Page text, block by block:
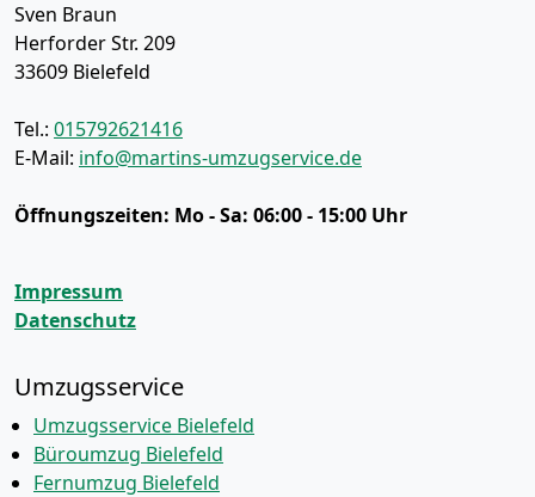
Sven Braun
Herforder Str. 209
33609 Bielefeld
Tel.: 015792621416
E-Mail: info@martins-umzugservice.de
Öffnungszeiten: Mo - Sa: 06:00 - 15:00 Uhr
Impressum
Datenschutz
Umzugsservice
Umzugsservice Bielefeld
Büroumzug Bielefeld
Fernumzug Bielefeld